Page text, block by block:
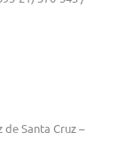
Santa Cruz –